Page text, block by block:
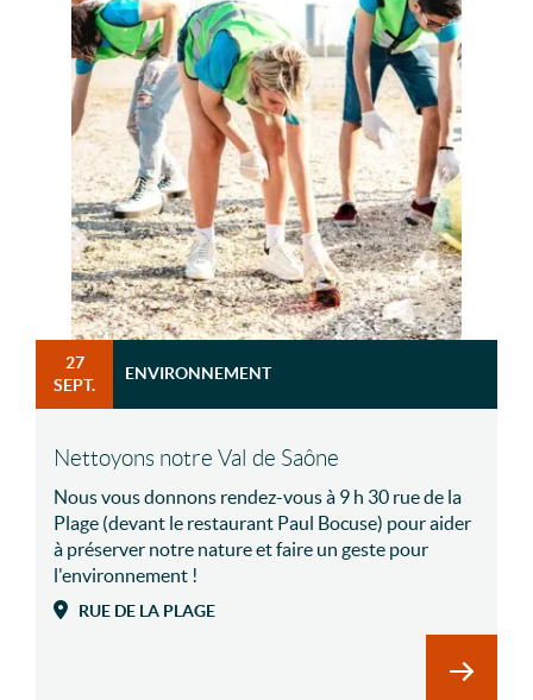
27
SEPT.
ENVIRONNEMENT
Nettoyons notre Val de Saône
Nous vous donnons rendez-vous à 9 h 30 rue de la
Plage (devant le restaurant Paul Bocuse) pour aider
à préserver notre nature et faire un geste pour
l'environnement !
RUE DE LA PLAGE
En